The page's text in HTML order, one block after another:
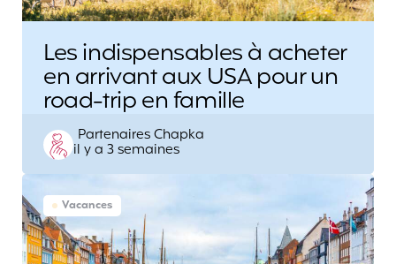
Les indispensables à acheter
en arrivant aux USA pour un
road-trip en famille
Posted
by
Partenaires Chapka
il y a 3 semaines
Vacances